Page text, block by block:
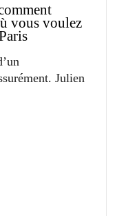
vous voulez
Julien